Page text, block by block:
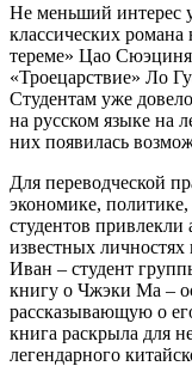
Не меньший интерес
классических
тереме» Цао
«Троецарствие» Ло
Студентам уже
на русском языке на
них появилась
Для переводческой
экономике,
студентов привлекли
известных
Иван – студент
книгу о Чжэки Ма –
рассказывающую о
книга раскрыла для
легендарного